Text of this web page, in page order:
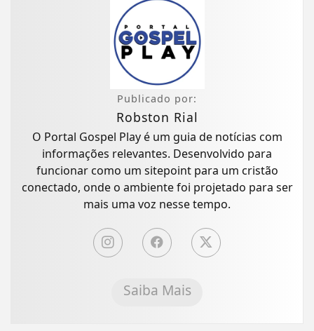
Publicado por:
Robston Rial
O Portal Gospel Play é um guia de notícias com
informações relevantes. Desenvolvido para
funcionar como um sitepoint para um cristão
conectado, onde o ambiente foi projetado para ser
mais uma voz nesse tempo.
Saiba Mais